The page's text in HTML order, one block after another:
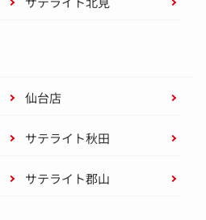
仙台店
サテライト秋田
サテライト郡山